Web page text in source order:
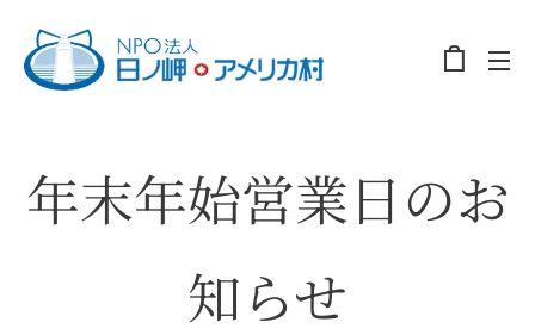
年末年始営業日のお
知らせ